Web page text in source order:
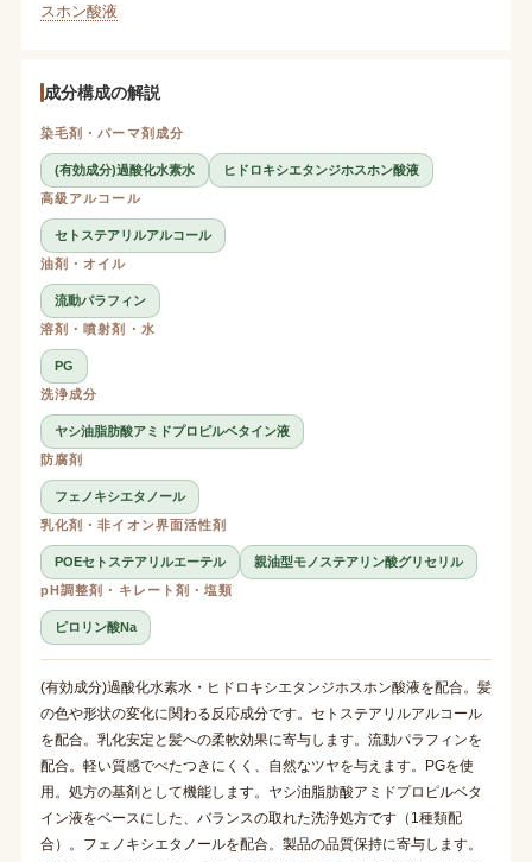
スホン酸液
成分構成の解説
染毛剤・パーマ剤成分
(有効成分)過酸化水素水
ヒドロキシエタンジホスホン酸液
高級アルコール
セトステアリルアルコール
油剤・オイル
流動パラフィン
溶剤・噴射剤・水
PG
洗浄成分
ヤシ油脂肪酸アミドプロピルベタイン液
防腐剤
フェノキシエタノール
乳化剤・非イオン界面活性剤
POEセトステアリルエーテル
親油型モノステアリン酸グリセリル
pH調整剤・キレート剤・塩類
ピロリン酸Na
(有効成分)過酸化水素水・ヒドロキシエタンジホスホン酸液を配合。髪
の色や形状の変化に関わる反応成分です。セトステアリルアルコール
を配合。乳化安定と髪への柔軟効果に寄与します。流動パラフィンを
配合。軽い質感でべたつきにくく、自然なツヤを与えます。PGを使
用。処方の基剤として機能します。ヤシ油脂肪酸アミドプロピルベタ
イン液をベースにした、バランスの取れた洗浄処方です（1種類配
合）。フェノキシエタノールを配合。製品の品質保持に寄与します。